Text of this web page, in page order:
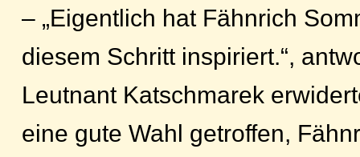
– „Eigentlich hat Fähnrich
diesem Schritt inspiriert.“,
Leutnant Katschmarek
eine gute Wahl getroffen,